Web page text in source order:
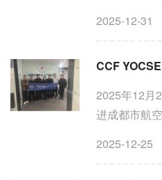
顺利召开。
YOCSEF总
分...
2025-12-31
2025年12月
进成都市航
用化之路”技
2025-12-25